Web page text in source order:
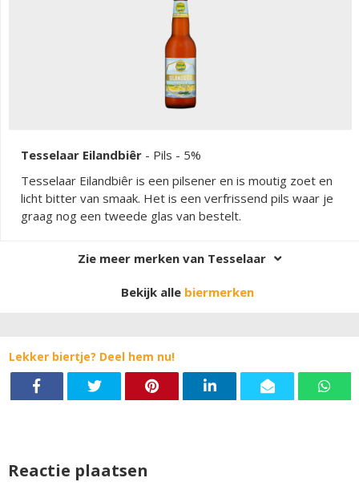
Tesselaar Eilandbiêr - Pils - 5%
Tesselaar Eilandbiêr is een pilsener en is moutig zoet en
licht bitter van smaak. Het is een verfrissend pils waar je
graag nog een tweede glas van bestelt.
Zie meer merken van Tesselaar
Bekijk alle biermerken
Lekker biertje? Deel hem nu!
Reactie plaatsen